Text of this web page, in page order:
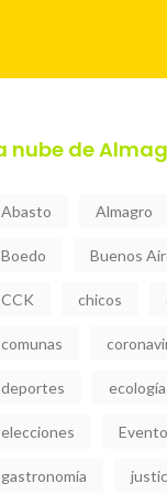
nube de
Abasto Almagro
Boedo Buenos
CCK chicos
comunas
deportes ecología
elecciones
gastronomía